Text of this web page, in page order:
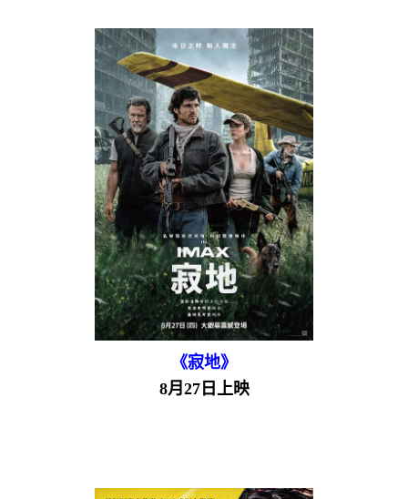
《寂地》
8月27日上映